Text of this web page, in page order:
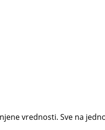
vrednosti. Sve na